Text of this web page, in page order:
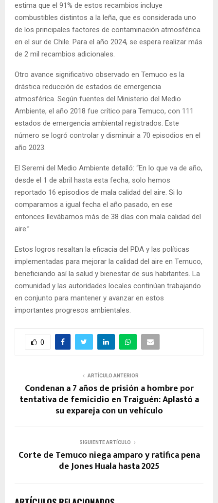
estima que el 91% de estos recambios incluye
combustibles distintos a la leña, que es considerada uno
de los principales factores de contaminación atmosférica
en el sur de Chile. Para el año 2024, se espera realizar más
de 2 mil recambios adicionales.
Otro avance significativo observado en Temuco es la
drástica reducción de estados de emergencia
atmosférica. Según fuentes del Ministerio del Medio
Ambiente, el año 2018 fue crítico para Temuco, con 111
estados de emergencia ambiental registrados. Este
número se logró controlar y disminuir a 70 episodios en el
año 2023.
El Seremi del Medio Ambiente detalló: “En lo que va de año,
desde el 1 de abril hasta esta fecha, solo hemos
reportado 16 episodios de mala calidad del aire. Si lo
comparamos a igual fecha el año pasado, en ese
entonces llevábamos más de 38 días con mala calidad del
aire.”
Estos logros resaltan la eficacia del PDA y las políticas
implementadas para mejorar la calidad del aire en Temuco,
beneficiando así la salud y bienestar de sus habitantes. La
comunidad y las autoridades locales continúan trabajando
en conjunto para mantener y avanzar en estos
importantes progresos ambientales.
0
ARTÍCULO ANTERIOR
Condenan a 7 años de prisión a hombre por
tentativa de femicidio en Traiguén: Aplastó a
su expareja con un vehículo
SIGUIENTE ARTÍCULO
Corte de Temuco niega amparo y ratifica pena
de Jones Huala hasta 2025